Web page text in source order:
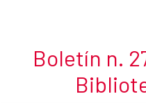
Boletín n.